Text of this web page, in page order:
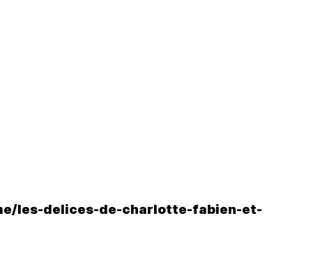
les-delices-de-charlotte-fabien-et-